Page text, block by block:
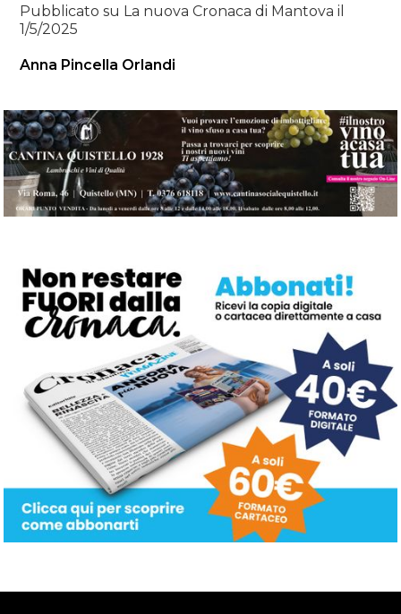
Pubblicato su La nuova Cronaca di Mantova il
1/5/2025
Anna Pincella Orlandi